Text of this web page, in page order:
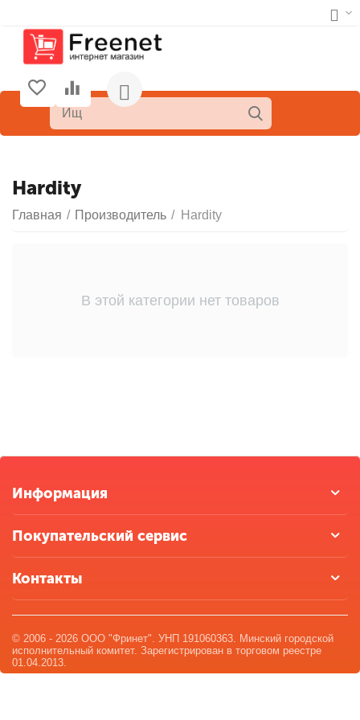
Hardity
Главная / Производитель / Hardity
В этой категории нет товаров
Информация
Покупательский сервис
Контакты
© 2006 - 2026 ООО "Фринет". УНП 191060363. Минский городской
исполнительный комитет. Зарегистрирован в торговом реестре
01.04.2013.